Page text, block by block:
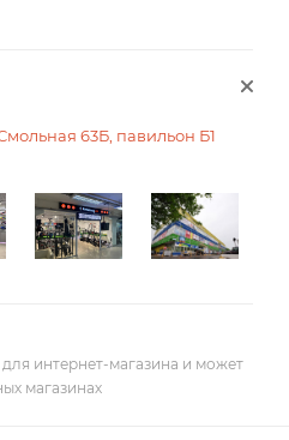
63Б, павильон Б1
интернет-магазина и может
магазинах